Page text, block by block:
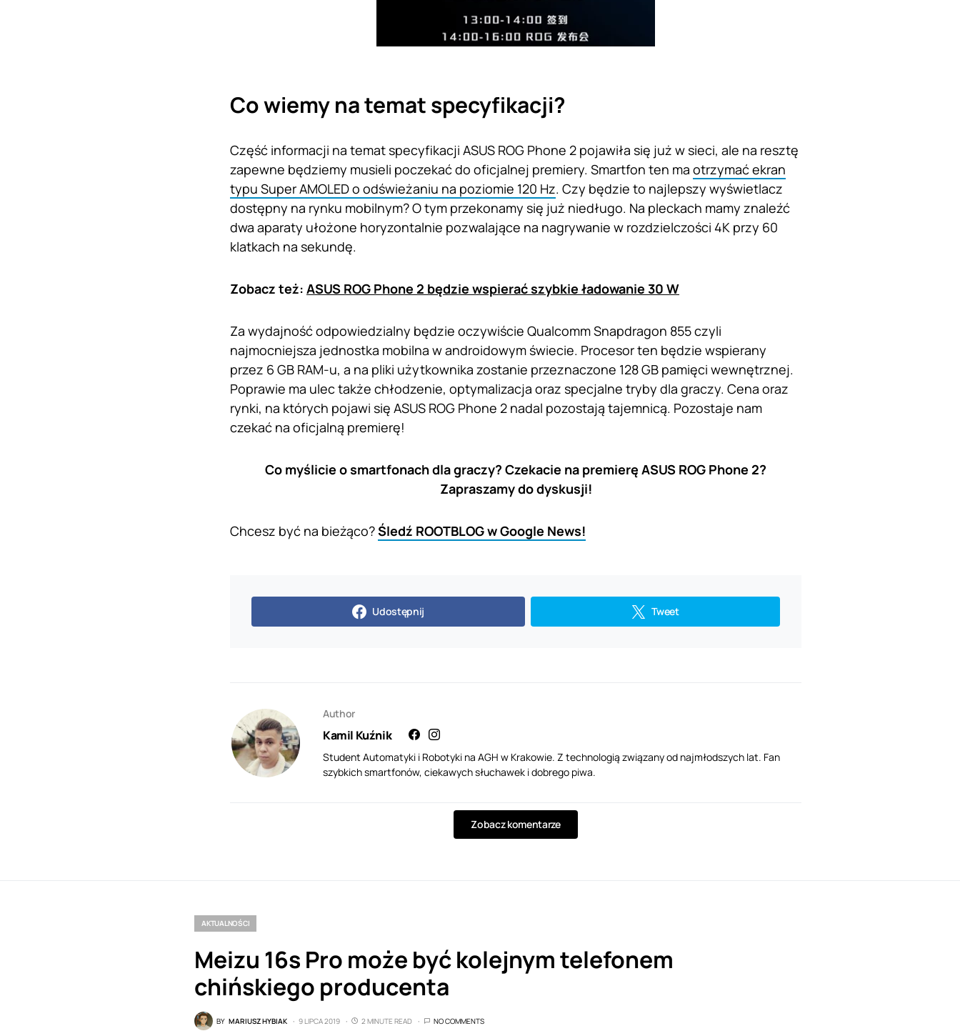
Co wiemy na temat specyfikacji?
Część informacji na temat specyfikacji ASUS ROG Phone 2 pojawiła się już w sieci, ale na resztę
zapewne będziemy musieli poczekać do oficjalnej premiery. Smartfon ten ma otrzymać ekran
typu Super AMOLED o odświeżaniu na poziomie 120 Hz. Czy będzie to najlepszy wyświetlacz
dostępny na rynku mobilnym? O tym przekonamy się już niedługo. Na pleckach mamy znaleźć
dwa aparaty ułożone horyzontalnie pozwalające na nagrywanie w rozdzielczości 4K przy 60
klatkach na sekundę.
Zobacz też: ASUS ROG Phone 2 będzie wspierać szybkie ładowanie 30 W
Za wydajność odpowiedzialny będzie oczywiście Qualcomm Snapdragon 855 czyli
najmocniejsza jednostka mobilna w androidowym świecie. Procesor ten będzie wspierany
przez 6 GB RAM-u, a na pliki użytkownika zostanie przeznaczone 128 GB pamięci wewnętrznej.
Poprawie ma ulec także chłodzenie, optymalizacja oraz specjalne tryby dla graczy. Cena oraz
rynki, na których pojawi się ASUS ROG Phone 2 nadal pozostają tajemnicą. Pozostaje nam
czekać na oficjalną premierę!
Co myślicie o smartfonach dla graczy? Czekacie na premierę ASUS ROG Phone 2?
Zapraszamy do dyskusji!
Chcesz być na bieżąco?Śledź ROOTBLOG w Google News!
Udostępnij Tweet
Author
Kamil Kuźnik
Student Automatyki i Robotyki na AGH w Krakowie. Z technologią związany od najmłodszych lat. Fan
szybkich smartfonów, ciekawych słuchawek i dobrego piwa.
Zobacz komentarze
AKTUALNOŚCI
Meizu 16s Pro może być kolejnym telefonem
chińskiego producenta
BY MARIUSZ HYBIAK 9 LIPCA 2019 2 MINUTE READ NO COMMENTS